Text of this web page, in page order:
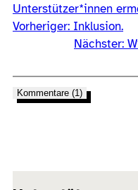
Unterstützer*innen
Vorheriger: Inklusion.
Nächster:
Kommentare (1)